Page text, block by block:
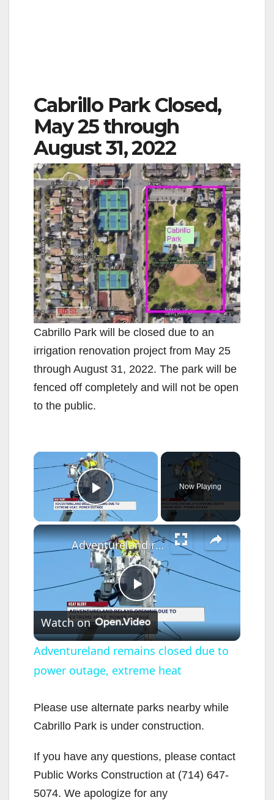
Cabrillo Park Closed,
May 25 through
August 31, 2022
Cabrillo Park will be closed due to an
irrigation renovation project from May 25
through August 31, 2022. The park will be
fenced off completely and will not be open
to the public.
×
Play Video
Now Playing
×
P
l
a
y
V
i
Adventureland remains closed due to power outage, extreme heat
Watch on
Adventureland remains closed due to
power outage, extreme heat
Please use alternate parks nearby while
Cabrillo Park is under construction.
If you have any questions, please contact
Public Works Construction at (714) 647-
5074. We apologize for any